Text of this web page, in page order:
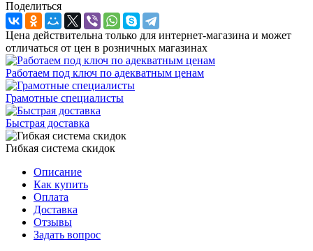
Поделиться
Цена действительна только для интернет-магазина и может
отличаться от цен в розничных магазинах
Работаем под ключ по адекватным ценам
Грамотные специалисты
Быстрая доставка
Гибкая система скидок
Описание
Как купить
Оплата
Доставка
Отзывы
Задать вопрос